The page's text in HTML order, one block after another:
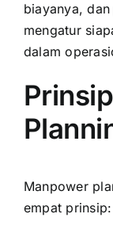
biayanya,
mengatur
dalam
Manpower
empat prinsip: